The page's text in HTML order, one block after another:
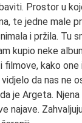
Prostor u
te jedne male
i pržila. Tu
kupio neke
filmove, kako
da nas ne
je Argeta.
najave.